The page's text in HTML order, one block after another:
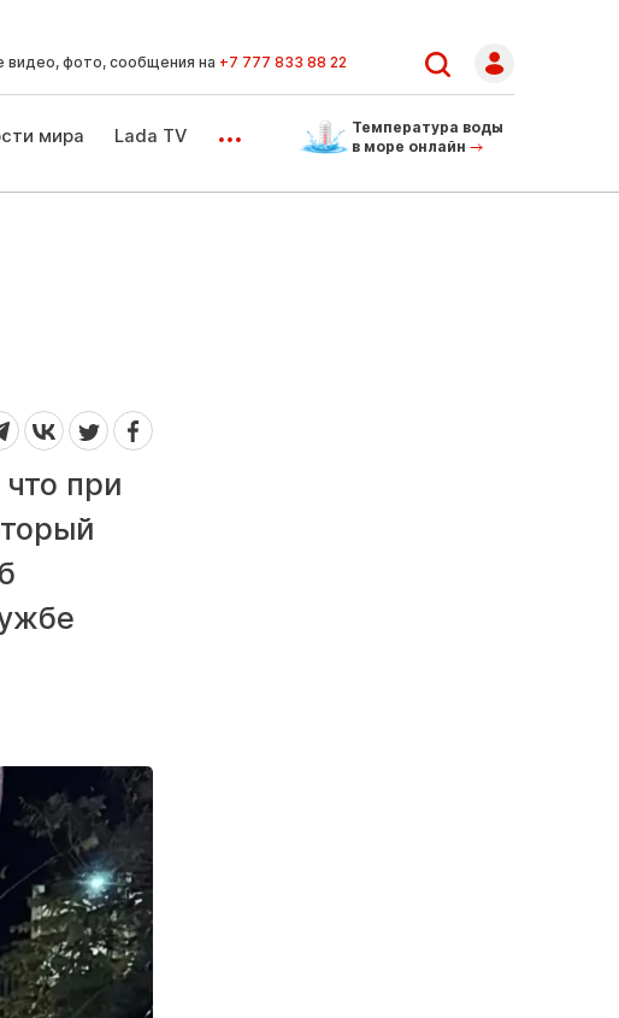
видео, фото, сообщения на +7 777 833 88 22
мира Lada TV ...
Температура воды
в море онлайн
при